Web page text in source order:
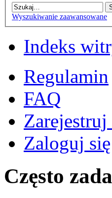
Wyszukiwanie zaawansowane
Indeks
Regulamin
FAQ
Zarejestruj
Zaloguj się
Często